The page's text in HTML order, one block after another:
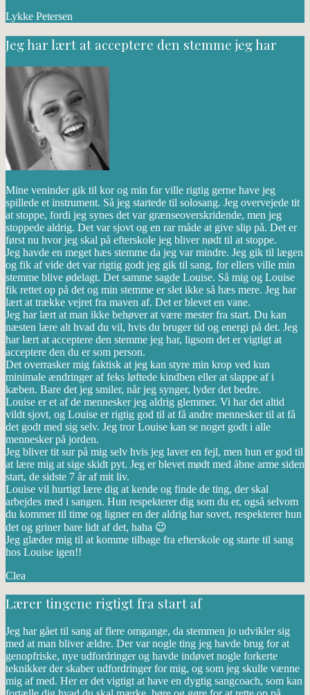
Lykke Petersen
Jeg har lært at acceptere den stemme jeg har
Mine veninder gik til kor og min far ville rigtig gerne have jeg
spillede et instrument. Så jeg startede til solosang. Jeg overvejede tit
at stoppe, fordi jeg synes det var grænseoverskridende, men jeg
stoppede aldrig. Det var sjovt og en rar måde at give slip på. Det er
først nu hvor jeg skal på efterskole jeg bliver nødt til at stoppe.
Jeg havde en meget hæs stemme da jeg var mindre. Jeg gik til lægen
og fik af vide det var rigtig godt jeg gik til sang, for ellers ville min
stemme blive ødelagt. Det samme sagde Louise. Så mig og Louise
fik rettet op på det og min stemme er slet ikke så hæs mere. Jeg har
lært at trække vejret fra maven af. Det er blevet en vane.
Jeg har lært at man ikke behøver at være mester fra start. Du kan
næsten lære alt hvad du vil, hvis du bruger tid og energi på det. Jeg
har lært at acceptere den stemme jeg har, ligsom det er vigtigt at
acceptere den du er som person.
Det overrasker mig faktisk at jeg kan styre min krop ved kun
minimale ændringer af feks løftede kindben eller at slappe af i
kæben. Bare det jeg smiler, når jeg synger, lyder det bedre.
Louise er et af de mennesker jeg aldrig glemmer. Vi har det altid
vildt sjovt, og Louise er rigtig god til at få andre mennesker til at få
det godt med sig selv. Jeg tror Louise kan se noget godt i alle
mennesker på jorden.
Jeg bliver tit sur på mig selv hvis jeg laver en fejl, men hun er god til
at lære mig at sige skidt pyt. Jeg er blevet mødt med åbne arme siden
start, de sidste 7 år af mit liv.
Louise vil hurtigt lære dig at kende og finde de ting, der skal
arbejdes med i sangen. Hun respekterer dig som du er, også selvom
du kommer til time og ligner en der aldrig har sovet, respekterer hun
det og griner bare lidt af det, haha 😉
Jeg glæder mig til at komme tilbage fra efterskole og starte til sang
hos Louise igen!!
Clea
Lærer tingene rigtigt fra start af
Jeg har gået til sang af flere omgange, da stemmen jo udvikler sig
med at man bliver ældre. Der var nogle ting jeg havde brug for at
genopfriske, nye udfordringer og havde indøvet nogle forkerte
teknikker der skaber udfordringer for mig, og som jeg skulle vænne
mig af med. Her er det vigtigt at have en dygtig sangcoach, som kan